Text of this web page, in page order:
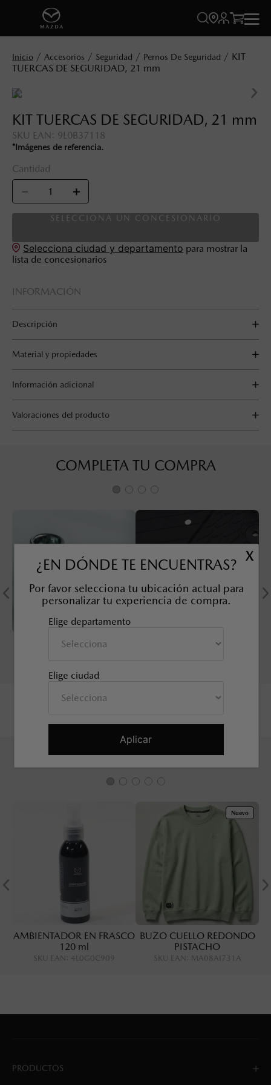

X
¿EN DÓNDE TE ENCUENTRAS?
Por favor selecciona tu ubicación actual para
personalizar tu experiencia de compra.
Elige departamento
Elige ciudad
Aplicar
 
Accesorios Seguridad Pernos De Seguridad
KIT
TUERCAS DE SEGURIDAD, 21 mm
KIT TUERCAS DE SEGURIDAD, 21 mm
SKU EAN : 9L0B37118
*Imágenes de referencia.
Cantidad
＋
－
SELECCIONA UN CONCESIONARIO
Selecciona ciudad y departamento para mostrar la
lista de concesionarios
INFORMACIÓN
Descripción
Material y propiedades
Información adicional
Valoraciones del producto
COMPLETA TU COMPRA
KIT TUERCAS DE
SOBRETAPETE TODO CLIMA
TAMBIÉN TE PUEDE INTERESAR
AMBIENTADOR EN FRASCO
120 ml
SKU EAN : 4L0G0C909
Nuevo
BUZO CUELLO REDONDO
PISTACHO
SKU EAN : MA08AI731A
PRODUCTOS